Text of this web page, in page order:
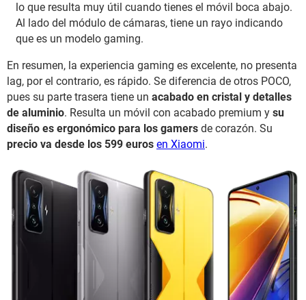
lo que resulta muy útil cuando tienes el móvil boca abajo.
Al lado del módulo de cámaras, tiene un rayo indicando
que es un modelo gaming.
En resumen, la experiencia gaming es excelente, no presenta
lag, por el contrario, es rápido. Se diferencia de otros POCO,
pues su parte trasera tiene un acabado en cristal y detalles
de aluminio. Resulta un móvil con acabado premium y su
diseño es ergonómico para los gamers de corazón. Su
precio va desde los 599 euros en Xiaomi.